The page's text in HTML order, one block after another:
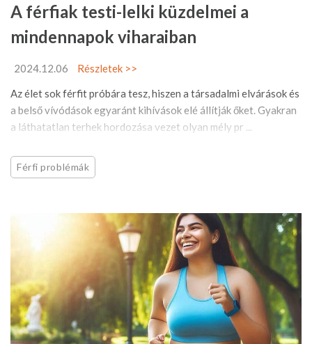
A férfiak testi-lelki küzdelmei a
mindennapok viharaiban
2024.12.06
Részletek >>
Az élet sok férfit próbára tesz, hiszen a társadalmi elvárások és
a belső vívódások egyaránt kihívások elé állítják őket. Gyakran
a láthatatlan terhek hordozása vezet olyan mély pr ...
Férfi problémák